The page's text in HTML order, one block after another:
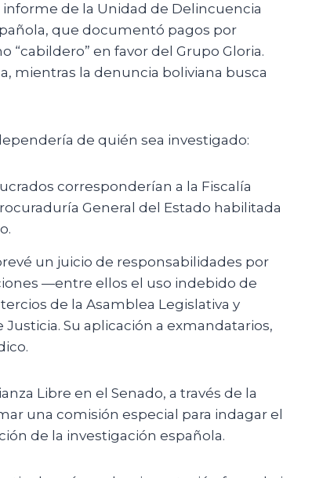
informe de la Unidad de Delincuencia
que documentó pagos por
“cabildero” en favor del Grupo Gloria.
mientras la denuncia boliviana busca
de quién sea investigado:
corresponderían a la Fiscalía
General del Estado habilitada
un juicio de responsabilidades por
—entre ellos el uso indebido de
de la Asamblea Legislativa y
Su aplicación a exmandatarios,
Libre en el Senado, a través de la
una comisión especial para indagar el
de la investigación española.